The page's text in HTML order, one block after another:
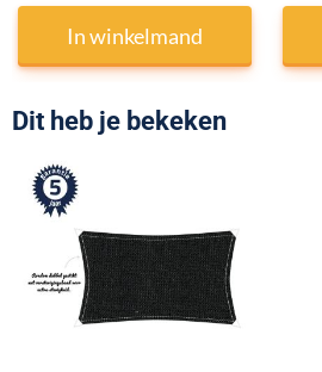
In winkelmand
Dit heb je bekeken